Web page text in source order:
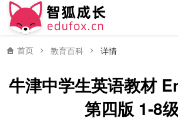
首页 教育百科 详情
牛津中学生英语教材
第四版 1-8